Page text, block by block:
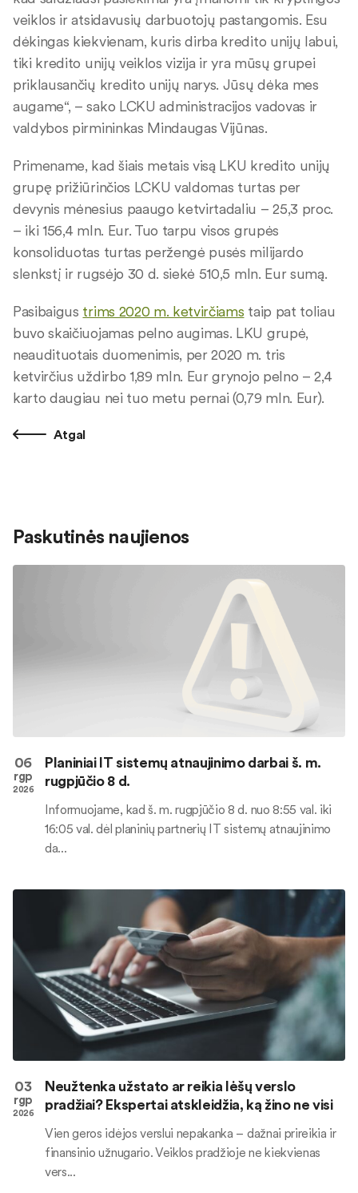
veiklos ir atsidavusių darbuotojų pastangomis. Esu
dėkingas kiekvienam, kuris dirba kredito unijų labui,
tiki kredito unijų veiklos vizija ir yra mūsų grupei
priklausančių kredito unijų narys. Jūsų dėka mes
augame“, – sako LCKU administracijos vadovas ir
valdybos pirmininkas Mindaugas Vijūnas.
Primename, kad šiais metais visą LKU kredito unijų
grupę prižiūrinčios LCKU valdomas turtas per
devynis mėnesius paaugo ketvirtadaliu – 25,3 proc.
– iki 156,4 mln. Eur. Tuo tarpu visos grupės
konsoliduotas turtas peržengė pusės milijardo
slenkstį ir rugsėjo 30 d. siekė 510,5 mln. Eur sumą.
Pasibaigus trims 2020 m. ketvirčiams taip pat toliau
buvo skaičiuojamas pelno augimas. LKU grupė,
neaudituotais duomenimis, per 2020 m. tris
ketvirčius uždirbo 1,89 mln. Eur grynojo pelno – 2,4
karto daugiau nei tuo metu pernai (0,79 mln. Eur).
Atgal
Paskutinės naujienos
06
rgp
2026
Planiniai IT sistemų atnaujinimo darbai š. m.
rugpjūčio 8 d.
Informuojame, kad š. m. rugpjūčio 8 d. nuo 8:55 val. iki
16:05 val. dėl planinių partnerių IT sistemų atnaujinimo
da...
03
rgp
2026
Neužtenka užstato ar reikia lėšų verslo
pradžiai? Ekspertai atskleidžia, ką žino ne visi
Vien geros idėjos verslui nepakanka – dažnai prireikia ir
finansinio užnugario. Veiklos pradžioje ne kiekvienas
vers...